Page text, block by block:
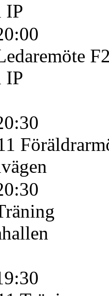
IP
IP